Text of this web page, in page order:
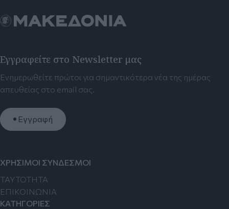
Εγγραφείτε στο Newsletter μας
Ενημερωθείτε πρώτοι για σημαντικότερα νέα της ημέρας
απευθείας στο email σας.
Εγγραφή
ΧΡΗΣΙΜΟΙ ΣΥΝΔΕΣΜΟΙ
TAYTOTHTA
ΕΠΙΚΟΙΝΩΝΙΑ
ΚΑΤΗΓΟΡΙΕΣ